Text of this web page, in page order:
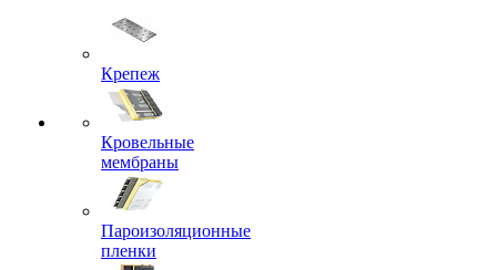
Крепеж
Кровельные
мембраны
Пароизоляционные
пленки